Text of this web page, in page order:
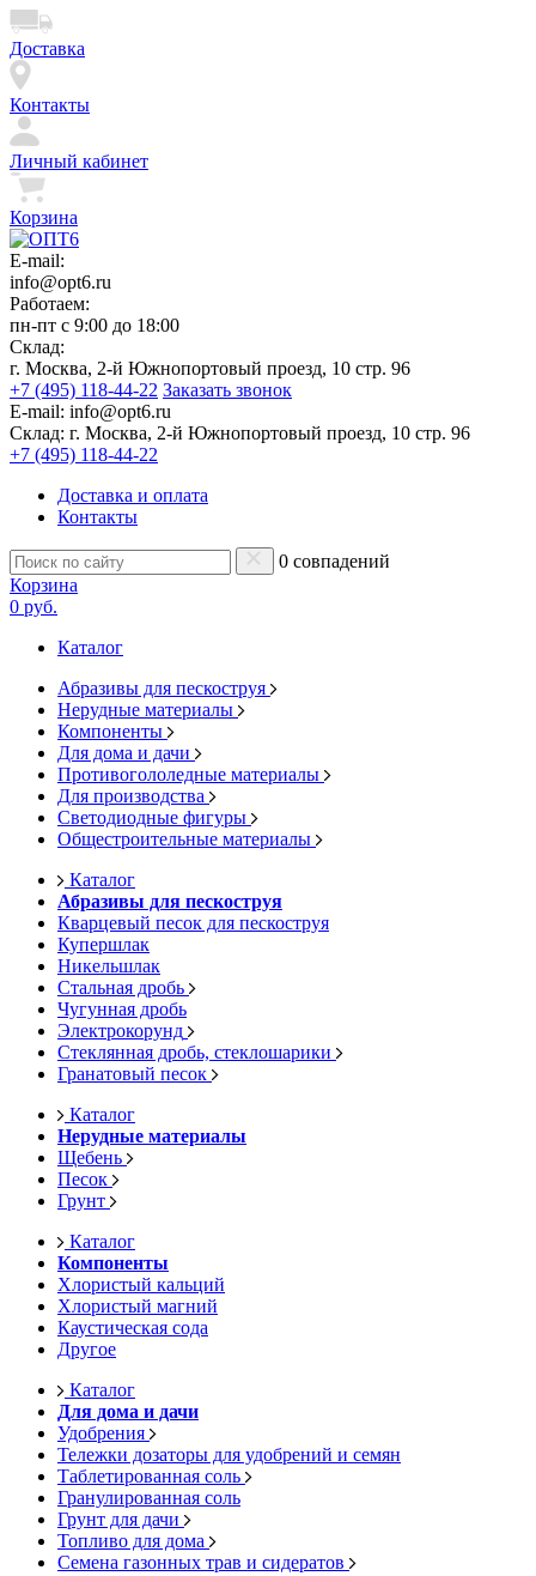
Доставка
Контакты
Личный кабинет
Корзина
E-mail:
info@opt6.ru
Работаем:
пн-пт с 9:00 до 18:00
Склад:
г. Москва, 2-й Южнопортовый проезд, 10 стр. 96
+7 (495) 118-44-22 Заказать звонок
E-mail: info@opt6.ru
Склад: г. Москва, 2-й Южнопортовый проезд, 10 стр. 96
+7 (495) 118-44-22
Доставка и оплата
Контакты
0 совпадений
Корзина
0 руб.
Каталог
Абразивы для пескоструя
Нерудные материалы
Компоненты
Для дома и дачи
Противогололедные материалы
Для производства
Светодиодные фигуры
Общестроительные материалы
Каталог
Абразивы для пескоструя
Кварцевый песок для пескоструя
Купершлак
Никельшлак
Стальная дробь
Чугунная дробь
Электрокорунд
Стеклянная дробь, стеклошарики
Гранатовый песок
Каталог
Нерудные материалы
Щебень
Песок
Грунт
Каталог
Компоненты
Хлористый кальций
Хлористый магний
Каустическая сода
Другое
Каталог
Для дома и дачи
Удобрения
Тележки дозаторы для удобрений и семян
Таблетированная соль
Гранулированная соль
Грунт для дачи
Топливо для дома
Семена газонных трав и сидератов